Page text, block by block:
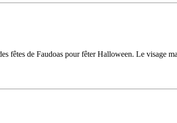
fêtes de Faudoas pour fêter Halloween. Le visage